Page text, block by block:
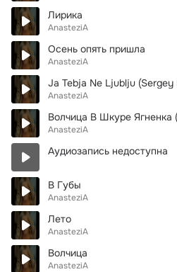
Лирика
AnasteziA
Осень опять пришла
AnasteziA
Ja Tebja Ne Ljublju (Sergey
AnasteziA
AnasteziA
Аудиозапись недоступна
В Губы
AnasteziA
Лето
AnasteziA
Волчица
AnasteziA